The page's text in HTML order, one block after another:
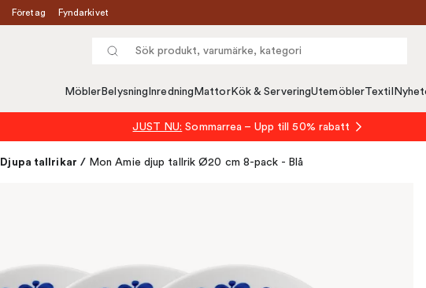
Företag Fyndarkivet
Möbler Belysning Inredning MattorKök & ServeringUtemöblerTextil
JUST NU: Sommarrea – Upp till 50% rabatt
Djupa tallrikar / Mon Amie djup tallrik Ø20 cm 8-pack - Blå